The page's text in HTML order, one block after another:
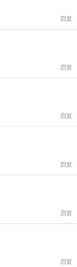
回复
回复
回复
回复
回复
回复